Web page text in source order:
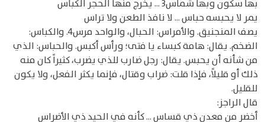
بها سكون وبها شماس3 ... يخرج منها الحجر الكباس
يمر لا يحبسه حباس ... لا نافذ الطعن ولا تراس
يصف المنجنيق. والأمراس: الحبال، والواحد مرس4. والكباس:
الضخم. يقال: هامة كبساء يا فتى؛ ورأس أكبس. والحباس: الذي
من شأنه أن يحبس. يقال: رجل ضارب للذي يضرب، كثيراً كان منه
ذلك أو قليلاً، فإذا قلت: ضراب وقتال، فإنما يكثر الفعل، ولا يكون
للقليل.
قال الراجز:
أخضر من معدن ذي قساس ... كأنه في الحيد ذي الأضراس